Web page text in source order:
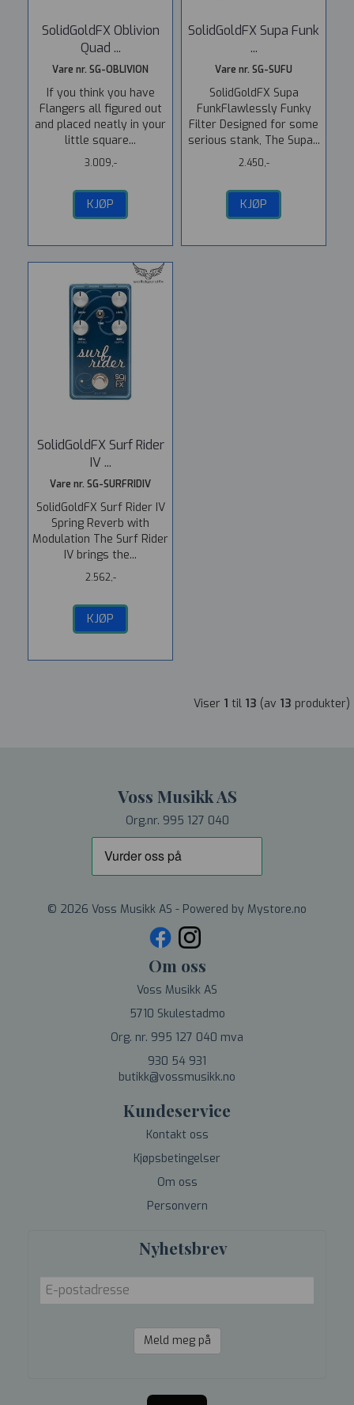
SolidGoldFX Oblivion
Quad ...
Vare nr. SG-OBLIVION
If you think you have
Flangers all figured out
and placed neatly in your
little square...
3.009,-
KJØP
SolidGoldFX Supa Funk
...
Vare nr. SG-SUFU
SolidGoldFX Supa
FunkFlawlessly Funky
Filter Designed for some
serious stank, The Supa...
2.450,-
KJØP
SolidGoldFX Surf Rider
IV ...
Vare nr. SG-SURFRIDIV
SolidGoldFX Surf Rider IV
Spring Reverb with
Modulation The Surf Rider
IV brings the...
2.562,-
KJØP
Viser 1 til 13 (av 13 produkter)
Voss Musikk AS
Org.nr. 995 127 040
© 2026 Voss Musikk AS - Powered by Mystore.no
Om oss
Voss Musikk AS
5710 Skulestadmo
Org. nr. 995 127 040 mva
930 54 931
butikk@vossmusikk.no
Kundeservice
Kontakt oss
Kjøpsbetingelser
Om oss
Personvern
Nyhetsbrev
Meld meg på